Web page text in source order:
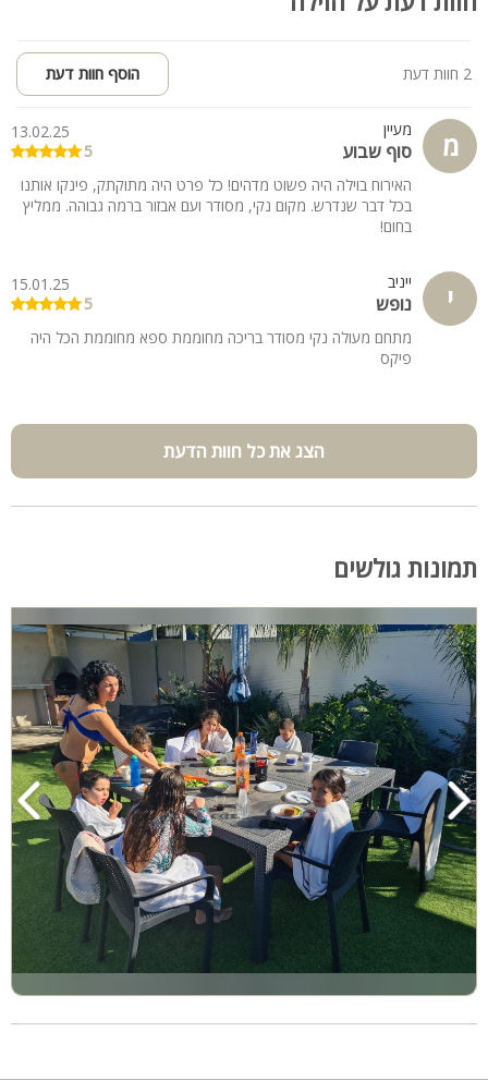
2 חוות דעת הוסף חוות דעת
מ מעיין
סוף שבוע
13.02.25
5
האירוח בוילה היה פשוט מדהים! כל פרט היה מתוקתק, פינקו אותנו
בכל דבר שנדרש. מקום נקי, מסודר ועם אבזור ברמה גבוהה. ממליץ
בחום!
י ייניב
נופש
15.01.25
5
מתחם מעולה נקי מסודר בריכה מחוממת ספא מחוממת הכל היה
פיקס
הצג את כל חוות הדעת
תמונות גולשים